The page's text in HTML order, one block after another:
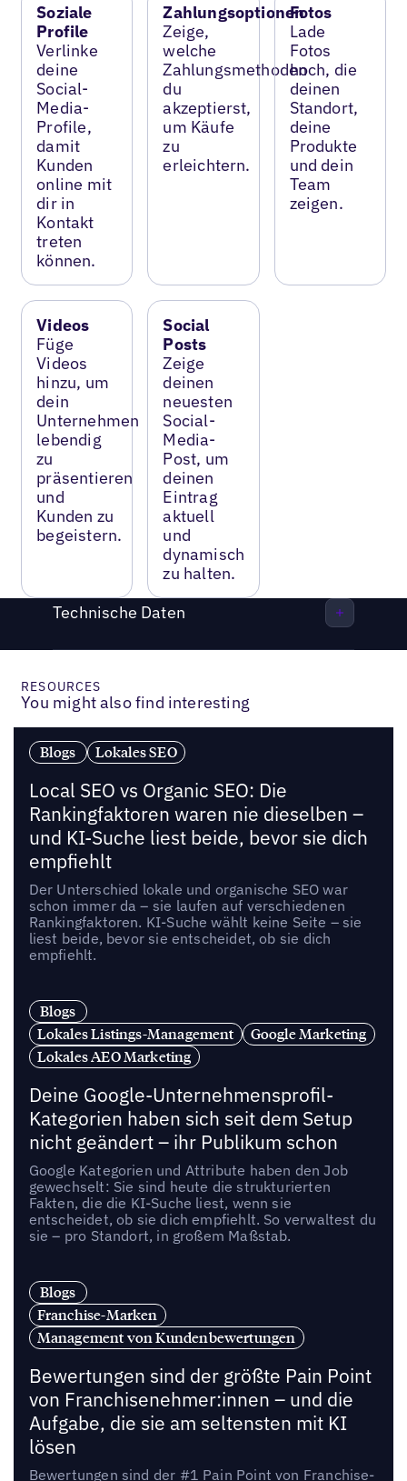
Soziale
Profile
Verlinke
deine
Social-
Media-
Profile,
damit
Kunden
online mit
dir in
Kontakt
treten
können.
Zahlungsoptionen
Zeige,
welche
Zahlungsmethoden
du
akzeptierst,
um Käufe
zu
erleichtern.
Fotos
Lade
Fotos
hoch, die
deinen
Standort,
deine
Produkte
und dein
Team
zeigen.
Videos
Füge
Videos
hinzu, um
dein
Unternehmen
lebendig
zu
präsentieren
und
Kunden zu
begeistern.
Social
Posts
Zeige
deinen
neuesten
Social-
Media-
Post, um
deinen
Eintrag
aktuell
und
dynamisch
zu halten.
Technische Daten
RESOURCES
You might also find interesting
Blogs Lokales SEO
Local SEO vs Organic SEO: Die
Rankingfaktoren waren nie dieselben –
und KI-Suche liest beide, bevor sie dich
empfiehlt
Der Unterschied lokale und organische SEO war
schon immer da – sie laufen auf verschiedenen
Rankingfaktoren. KI-Suche wählt keine Seite – sie
liest beide, bevor sie entscheidet, ob sie dich
empfiehlt.
Blogs
Lokales Listings-Management
Google Marketing
Lokales AEO Marketing
Deine Google-Unternehmensprofil-
Kategorien haben sich seit dem Setup
nicht geändert – ihr Publikum schon
Google Kategorien und Attribute haben den Job
gewechselt: Sie sind heute die strukturierten
Fakten, die die KI-Suche liest, wenn sie
entscheidet, ob sie dich empfiehlt. So verwaltest du
sie – pro Standort, in großem Maßstab.
Blogs
Franchise-Marken
Management von Kundenbewertungen
Bewertungen sind der größte Pain Point
von Franchisenehmer:innen – und die
Aufgabe, die sie am seltensten mit KI
lösen
Bewertungen sind der #1 Pain Point von Franchise-